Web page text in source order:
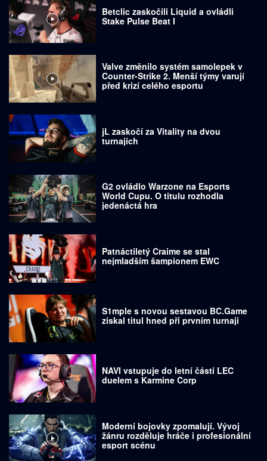
Betclic zaskočili Liquid a ovládli
Stake Pulse Beat I
Valve změnilo systém samolepek v
Counter-Strike 2. Menší týmy varují
před krizí celého esportu
jL zaskočí za Vitality na dvou
turnajích
G2 ovládlo Warzone na Esports
World Cupu. O titulu rozhodla
jedenáctá hra
Patnáctiletý Craime se stal
nejmladším šampionem EWC
S1mple s novou sestavou BC.Game
získal titul hned při prvním turnaji
NAVI vstupuje do letní části LEC
duelem s Karmine Corp
Moderní bojovky zpomalují. Vývoj
žánru rozděluje hráče i profesionální
esport scénu